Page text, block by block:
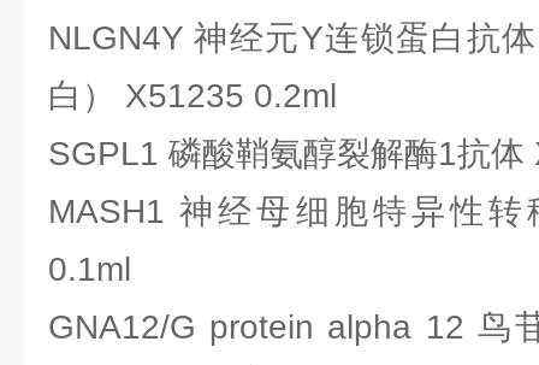
NLGN4Y 神经元Y连锁蛋白抗
白） X51235 0.2ml
SGPL1 磷酸鞘氨醇裂解酶1抗体
MASH1 神经母细胞特异性
0.1ml
GNA12/G protein alpha 12 鸟